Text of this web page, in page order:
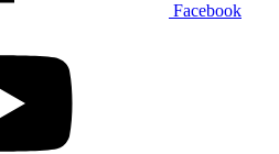
Facebook